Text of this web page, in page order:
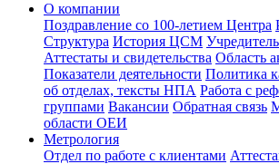
О компании
Поздравление со 100-летием Центра
Структура История ЦСМ
Аттестаты и свидетельства Область
Показатели деятельности Политика
об отделах, тексты НПА Работа с
группами Вакансии Обратная связь
области ОЕИ
Метрология
Отдел по работе с клиентами